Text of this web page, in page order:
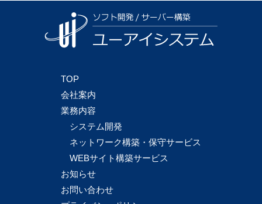
TOP
会社案内
業務内容
システム開発
ネットワーク構築・保守サービス
WEBサイト構築サービス
お知らせ
お問い合わせ